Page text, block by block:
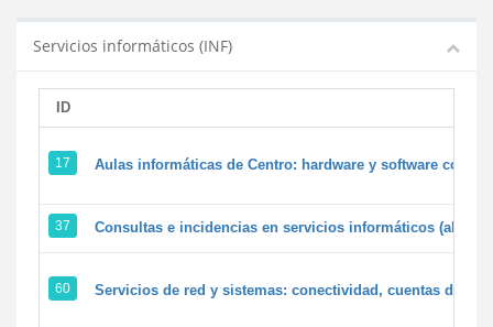
Servicios informáticos (INF)
ID
17 Aulas informáticas de Centro: hardware y software
37 Consultas e incidencias en servicios informáticos
60 Servicios de red y sistemas: conectividad, cuentas de